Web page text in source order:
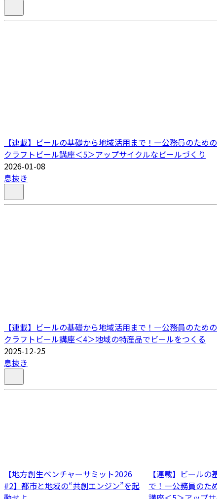
【連載】ビールの基礎から地域活用まで！―公務員のための
クラフトビール講座＜5＞アップサイクルなビールづくり
2026-01-08
息抜き
【連載】ビールの基礎から地域活用まで！―公務員のための
クラフトビール講座＜4＞地域の特産品でビールをつくる
2025-12-25
息抜き
【地方創生ベンチャーサミット2026
#2】都市と地域の“共創エンジン”を起
【連載】ビールの
で！―公務員のた